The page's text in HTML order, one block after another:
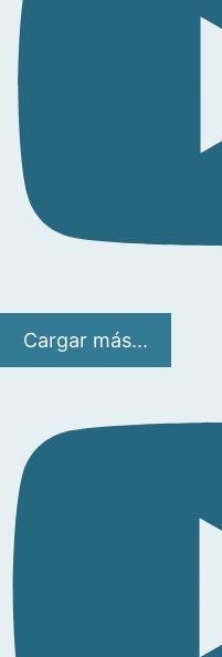
Cargar más...